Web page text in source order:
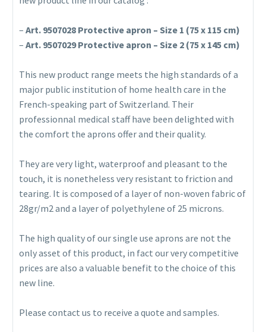
– Art. 9507028 Protective apron – Size 1 (75 x 115 cm)
– Art. 9507029 Protective apron – Size 2 (75 x 145 cm)
This new product range meets the high standards of a
major public institution of home health care in the
French-speaking part of Switzerland. Their
professionnal medical staff have been delighted with
the comfort the aprons offer and their quality.
They are very light, waterproof and pleasant to the
touch, it is nonetheless very resistant to friction and
tearing. It is composed of a layer of non-woven fabric of
28gr/m2 and a layer of polyethylene of 25 microns.
The high quality of our single use aprons are not the
only asset of this product, in fact our very competitive
prices are also a valuable benefit to the choice of this
new line.
Please contact us to receive a quote and samples.